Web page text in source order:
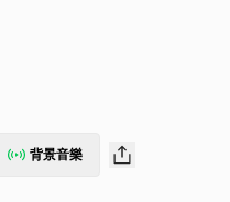
背景音樂